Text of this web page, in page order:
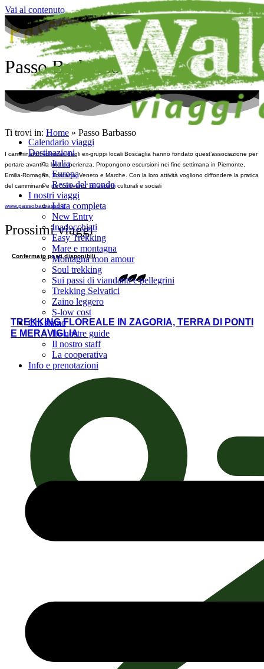
Vai al contenuto
Calendario viaggi
Destinazioni
Italia
Europa
Resto del mondo
I nostri viaggi
Lista completa
New Entry
Inadocchiati
Easy Trekking
Mare e montagna
Montagna mon amour
Soul trekking
Sui passi di viandanti e pellegrini
Trekking Selvatici
Zaino leggero
S-low cost
Chi siamo
Le nostre guide
Il nostro staff
La cooperativa
Info e prenotazioni
Passo Barbasso
Ti trovi in: Home » Passo Barbasso
I camminatori volontari degli ex-gruppi locali Boscaglia hanno fondato quest’associazione per
portare avanti la loro esperienza. Propongono escursioni nei fine settimana in Piemonte,
Emilia-Romagna, Toscana, Veneto e Marche. Con la loro attività vogliono diffondere la pratica
del camminare e ne “coltivano” gli aspetti culturali e sociali
www.passobarbasso.it
Prossimi viaggi
Confermato posti disponibili
TREKKING FLOREALE IN ZAGORIA, TERRA DI PONTI
E MERAVIGLIA